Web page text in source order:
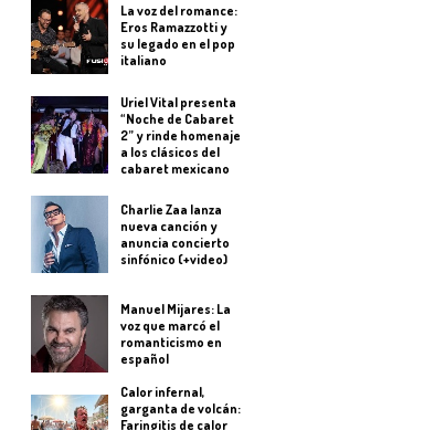
La voz del romance:
Eros Ramazzotti y
su legado en el pop
italiano
Uriel Vital presenta
“Noche de Cabaret
2” y rinde homenaje
a los clásicos del
cabaret mexicano
Charlie Zaa lanza
nueva canción y
anuncia concierto
sinfónico (+video)
Manuel Mijares: La
voz que marcó el
romanticismo en
español
Calor infernal,
garganta de volcán:
Faringitis de calor